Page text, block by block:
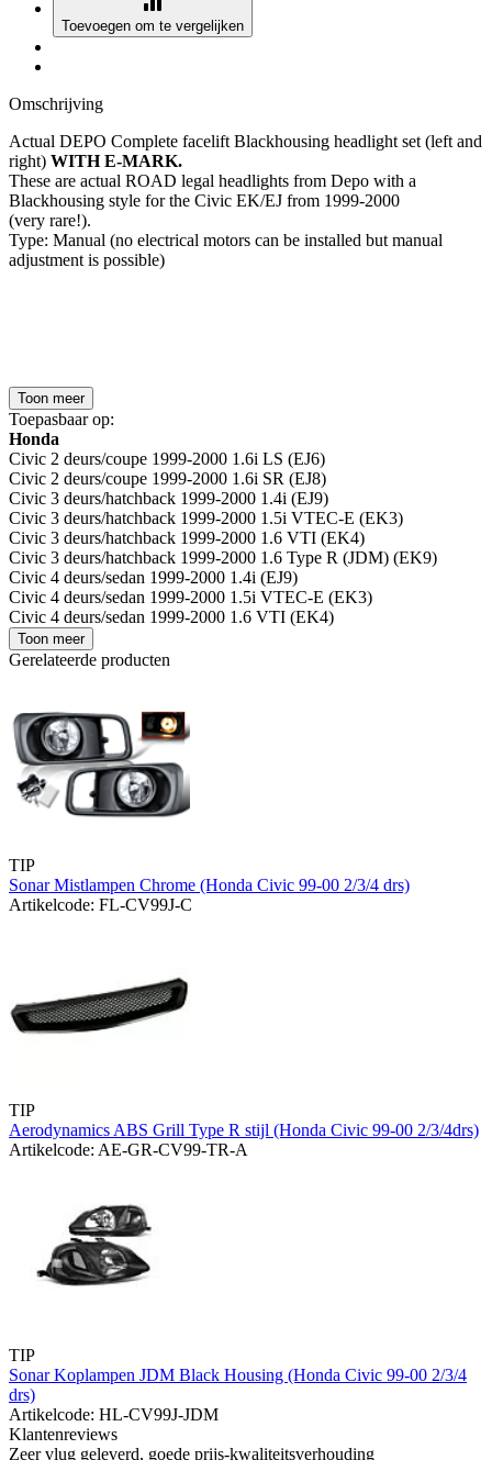
Toevoegen om te vergelijken
Omschrijving
Actual DEPO Complete facelift Blackhousing headlight set (left and
right) WITH E-MARK.
These are actual ROAD legal headlights from Depo with a
Blackhousing style for the Civic EK/EJ from 1999-2000
(very rare!).
Type: Manual (no electrical motors can be installed but manual
adjustment is possible)
Toon meer
Toepasbaar op:
Honda
Civic 2 deurs/coupe 1999-2000 1.6i LS (EJ6)
Civic 2 deurs/coupe 1999-2000 1.6i SR (EJ8)
Civic 3 deurs/hatchback 1999-2000 1.4i (EJ9)
Civic 3 deurs/hatchback 1999-2000 1.5i VTEC-E (EK3)
Civic 3 deurs/hatchback 1999-2000 1.6 VTI (EK4)
Civic 3 deurs/hatchback 1999-2000 1.6 Type R (JDM) (EK9)
Civic 4 deurs/sedan 1999-2000 1.4i (EJ9)
Civic 4 deurs/sedan 1999-2000 1.5i VTEC-E (EK3)
Civic 4 deurs/sedan 1999-2000 1.6 VTI (EK4)
Toon meer
Gerelateerde producten
TIP
Sonar Mistlampen Chrome (Honda Civic 99-00 2/3/4 drs)
Artikelcode: FL-CV99J-C
TIP
Aerodynamics ABS Grill Type R stijl (Honda Civic 99-00 2/3/4drs)
Artikelcode: AE-GR-CV99-TR-A
TIP
Sonar Koplampen JDM Black Housing (Honda Civic 99-00 2/3/4
drs)
Artikelcode: HL-CV99J-JDM
Klantenreviews
Zeer vlug geleverd, goede prijs-kwaliteitsverhouding